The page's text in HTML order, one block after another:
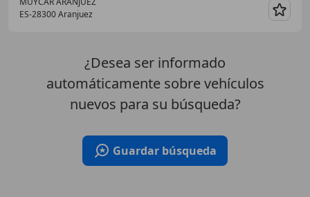
ES-28300 Aranjuez
¿Desea ser informado
automáticamente sobre vehículos
nuevos para su búsqueda?
Guardar búsqueda